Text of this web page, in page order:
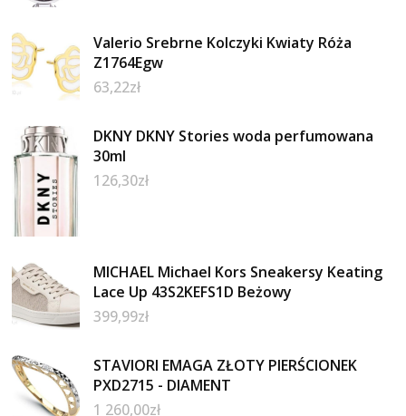
Valerio Srebrne Kolczyki Kwiaty Róża
Z1764Egw
63,22zł
DKNY DKNY Stories woda perfumowana
30ml
126,30zł
MICHAEL Michael Kors Sneakersy Keating
Lace Up 43S2KEFS1D Beżowy
399,99zł
STAVIORI EMAGA ZŁOTY PIERŚCIONEK
PXD2715 - DIAMENT
1 260,00zł